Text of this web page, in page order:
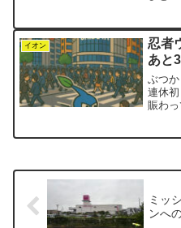
黒い
す．こ
イオン
忍者
あと
ぶつ
連休
賑わ
ミッ
ンへ